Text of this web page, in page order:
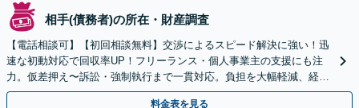
相手(債務者)の所在・財産調査
【電話相談可】【初回相談無料】交渉によるスピード解決に強い！迅
速な初動対応で回収率UP！フリーランス・個人事業主の支援にも注
力。仮差押え〜訴訟・強制執行まで一貫対応。負担を大幅軽減、経営
に専念いただけます【夜間・休日面談可】【神谷町駅3分】
料金表を見る